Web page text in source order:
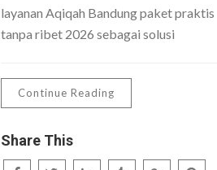
layanan Aqiqah Bandung paket praktis
tanpa ribet 2026 sebagai solusi
Continue Reading
Share This